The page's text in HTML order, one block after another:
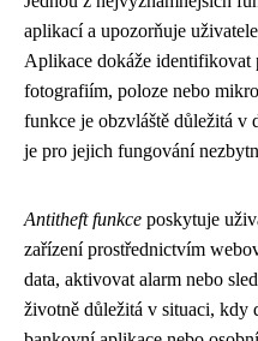
aplikací a upozorňuje
Aplikace dokáže identifikovat
fotografiím, poloze nebo
funkce je obzvláště důležitá v
je pro jejich fungování
Antitheft funkce poskytuje
zařízení prostřednictvím
data, aktivovat alarm nebo
životně důležitá v situaci, kdy